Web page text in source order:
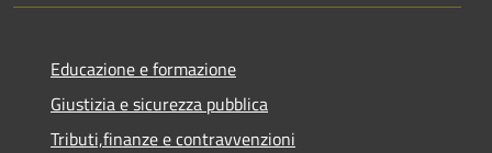
Educazione e formazione
Giustizia e sicurezza pubblica
Tributi,finanze e contravvenzioni